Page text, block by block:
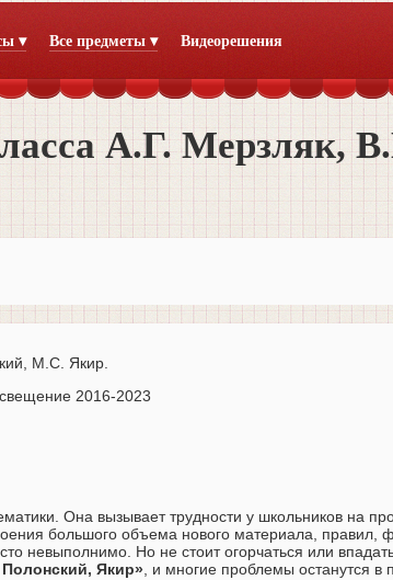
▾ Все предметы ▾ Видеорешения
А.Г. Мерзляк,
М.С. Якир.
2016-2023
Она вызывает трудности у школьников на
большого объема нового материала,
невыполнимо. Но не стоит огорчаться или
Якир», и многие проблемы останутся в